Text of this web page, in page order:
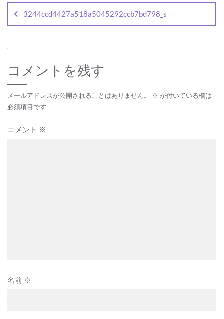
稿
ナ
ビ
ゲ
ー
シ
ョ
ン
3244ccd4427a518a5045292ccb7bd798_s
コメントを残す
メールアドレスが公開されることはありません。 ※ が付いている欄は
必須項目です
コメント ※
名前 ※